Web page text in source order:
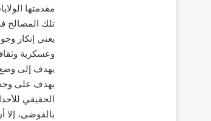
مقدمتها
تلك المصالح
يعني إنكار
وعسكرية
يهدف إلى وضع
يهدف على وجه
الحقيقي
بالفوضى، إلا